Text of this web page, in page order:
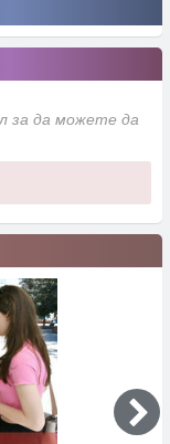
за да можете да